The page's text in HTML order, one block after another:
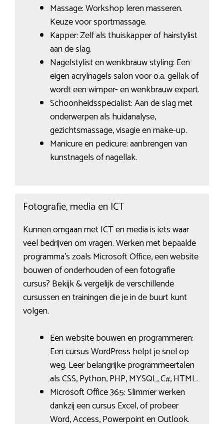
Massage: Workshop leren masseren.
Keuze voor sportmassage.
Kapper: Zelf als thuiskapper of hairstylist
aan de slag.
Nagelstylist en wenkbrauw styling: Een
eigen acrylnagels salon voor o.a. gellak of
wordt een wimper- en wenkbrauw expert.
Schoonheidsspecialist: Aan de slag met
onderwerpen als huidanalyse,
gezichtsmassage, visagie en make-up.
Manicure en pedicure: aanbrengen van
kunstnagels of nagellak.
Fotografie, media en ICT
Kunnen omgaan met ICT en media is iets waar
veel bedrijven om vragen. Werken met bepaalde
programma’s zoals Microsoft Office, een website
bouwen of onderhouden of een fotografie
cursus? Bekijk & vergelijk de verschillende
cursussen en trainingen die je in de buurt kunt
volgen.
Een website bouwen en programmeren:
Een cursus WordPress helpt je snel op
weg. Leer belangrijke programmeertalen
als CSS, Python, PHP, MYSQL, C#, HTML.
Microsoft Office 365: Slimmer werken
dankzij een cursus Excel, of probeer
Word, Access, Powerpoint en Outlook.